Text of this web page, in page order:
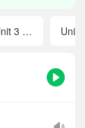
Unit 3 Time